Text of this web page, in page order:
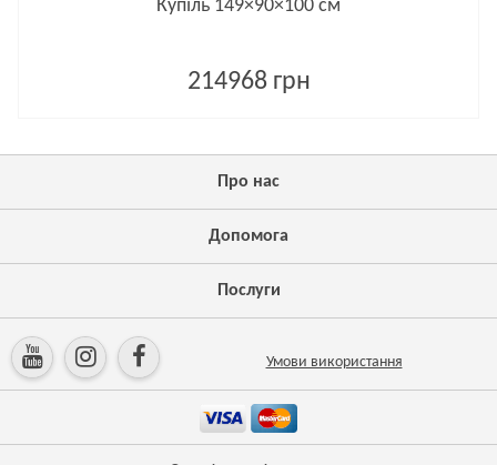
Купіль 149×90×100 см
214968 грн
Про нас
Допомога
Послуги
Умови використання